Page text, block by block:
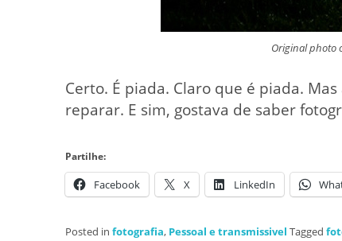
Original photo
Certo. É piada. Claro que é piada.
reparar. E sim, gostava de saber
Partilhe:
Facebook X LinkedIn
Posted in fotografia, Pessoal e transmissivel Tagged